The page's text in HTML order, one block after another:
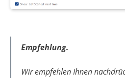
Empfehlung.
Wir empfehlen Ihnen